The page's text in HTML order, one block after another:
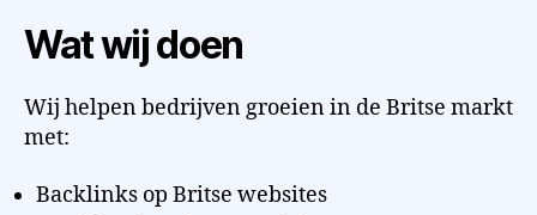
Wat wij doen
Wij helpen bedrijven groeien in de Britse markt
met:
Backlinks op Britse websites